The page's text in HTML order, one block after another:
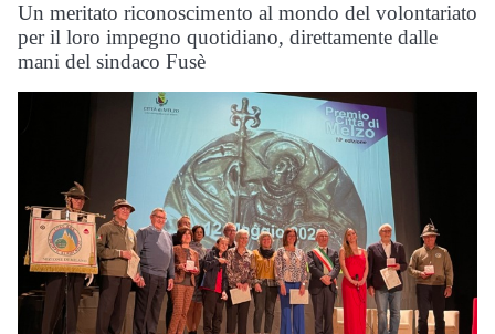
Un meritato riconoscimento al mondo del volontariato
per il loro impegno quotidiano, direttamente dalle
mani del sindaco Fusè